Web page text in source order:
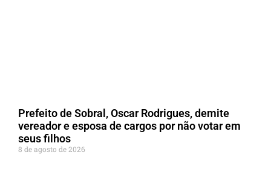
Prefeito de Sobral, Oscar Rodrigues, demite
vereador e esposa de cargos por não votar em
seus filhos
8 de agosto de 2026